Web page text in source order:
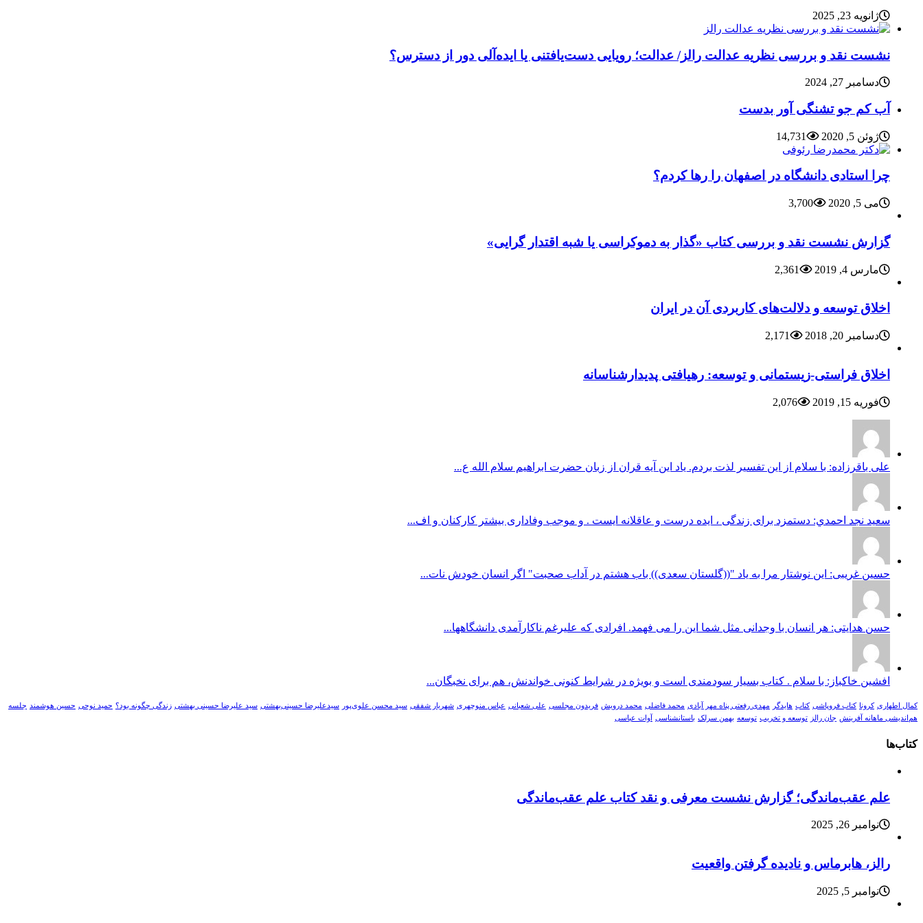
ژانویه 23, 2025
نشست نقد و بررسی نظریه عدالت رالز/ عدالت؛ رویایی دست‌یافتنی یا ایده‌آلی دور از دسترس؟
دسامبر 27, 2024
آب کم جو تشنگی آور بدست
ژوئن 5, 2020 14,731
چرا استادی دانشگاه در اصفهان را رها کردم؟
می 5, 2020 3,700
گزارش نشست نقد و بررسی کتاب «گذار به دموکراسی یا شبه اقتدار گرایی»
مارس 4, 2019 2,361
اخلاق توسعه و دلالت‌های کاربردی آن در ایران
دسامبر 20, 2018 2,171
اخلاق فراستی-زیستمانی و توسعه: رهیافتی پدیدارشناسانه
فوریه 15, 2019 2,076
علی باقرزاده: با سلام از این تفسیر لذت بردم. یاد این آیه قران از زبان حضرت ابراهیم سلام الله ع...
سعيد نجد احمدي: دستمزد برای زندگی ، ایده درست و عاقلانه ایست . و موجب وفاداری بیشتر کارکنان و اف...
حسین غریبی: این نوشتار مرا به یاد "((گلستان سعدی)) باب هشتم در آداب صحبت" اگر انسان خودش نات...
حسن هدایتی: هر انسان با وجدانی مثل شما این را می فهمد. افرادی که علیرغم ناکارآمدی دانشگاهها...
افشین خاکباز: با سلام . کتاب بسیار سودمندی است و بویژه در شرایط کنونی خواندنش، هم برای نخبگان...
کمال اطهاری کرونا کتاب فروپاشی کتاب هایدگر مهدی رفعتی پناه مهر آبادی محمد فاضلی محمد درویش فریدون مجلسی علی شعبانی عباس منوچهری شهریار شفقی سید محسن علوی‌پور سیدعلیرضا حسینی‌بهشتی سید علیرضا حسینی بهشتی زندگی چگونه بود؟ حمید نوحی حسین هوشمند
جلسه
هم‌اندیشی ماهانه آفرینش جان رالز توسعه و تخریب توسعه بهمن سرلک باستانشناسی آوات عباسی
کتاب‌ها
علم عقب‌ماندگی؛ گزارش نشست معرفی و نقد کتاب علم عقب‌ماندگی
نوامبر 26, 2025
رالز، هابرماس و نادیده گرفتن واقعیت
نوامبر 5, 2025